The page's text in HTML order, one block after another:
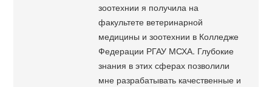
зоотехнии я получила на
факультете ветеринарной
медицины и зоотехнии в Колледже
Федерации РГАУ МСХА. Глубокие
знания в этих сферах позволили
мне разрабатывать качественные и